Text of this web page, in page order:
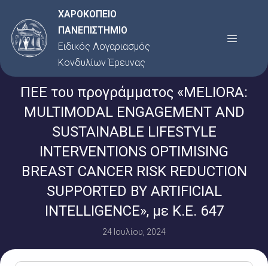
στο
περιεχόμενο
ΧΑΡΟΚΟΠΕΙΟ
ΠΑΝΕΠΙΣΤΗΜΙΟ
Ειδικός Λογαριασμός
Κονδυλίων Έρευνας
Menu
ΠΕΕ του προγράμματος «MELIORA:
MULTIMODAL ENGAGEMENT AND
SUSTAINABLE LIFESTYLE
INTERVENTIONS OPTIMISING
BREAST CANCER RISK REDUCTION
SUPPORTED BY ARTIFICIAL
INTELLIGENCE», με Κ.Ε. 647
24 Ιουλίου, 2024